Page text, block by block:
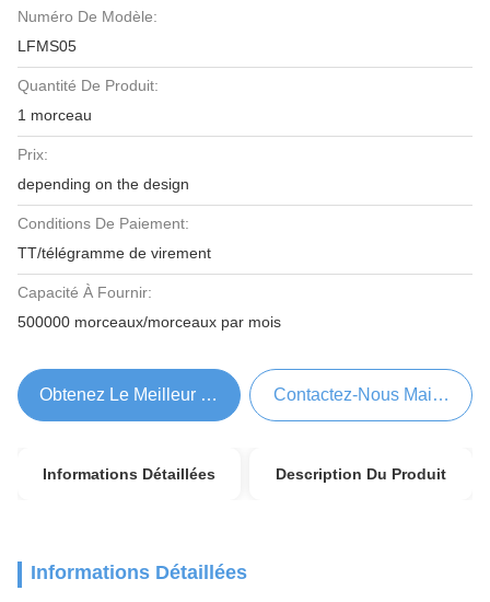
Numéro De Modèle:
LFMS05
Quantité De Produit:
1 morceau
Prix:
depending on the design
Conditions De Paiement:
TT/télégramme de virement
Capacité À Fournir:
500000 morceaux/morceaux par mois
Obtenez Le Meilleur Prix Contactez-Nous Maintenant
Informations Détaillées Description Du Produit
Informations Détaillées